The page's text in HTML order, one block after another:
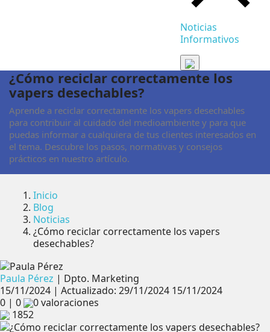
Noticias
Informativos
¿Cómo reciclar correctamente los
vapers desechables?
Aprende a reciclar correctamente los vapers desechables
para contribuir al cuidado del medioambiente y para que
puedas informar a cualquiera de tus clientes interesados en
el tema. Descubre los pasos, normativas y consejos
prácticos en nuestro artículo.
Inicio
Blog
Noticias
¿Cómo reciclar correctamente los vapers
desechables?
Paula Pérez | Dpto. Marketing
15/11/2024 | Actualizado: 29/11/2024 15/11/2024
0 | 0
0 valoraciones
1852